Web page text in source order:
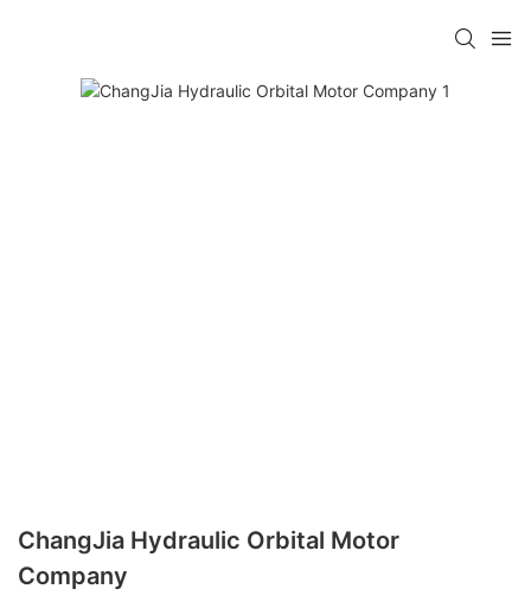
ChangJia Hydraulic Orbital Motor
Company